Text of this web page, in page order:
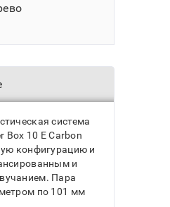
система
Box 10 E Carbon
конфигурацию и
и
Пара
по 101 мм